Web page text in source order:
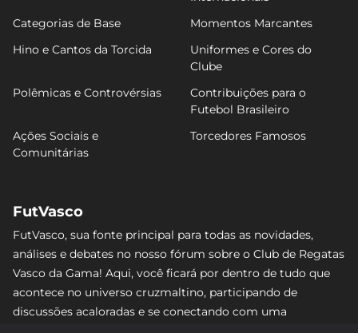
Categorias de Base
Momentos Marcantes
Hino e Cantos da Torcida
Uniformes e Cores do
Clube
Polêmicas e Controvérsias
Contribuições para o
Futebol Brasileiro
Ações Sociais e
Comunitárias
Torcedores Famosos
FutVasco
FutVasco, sua fonte principal para todas as novidades,
análises e debates no nosso fórum sobre o Club de Regatas
Vasco da Gama! Aqui, você ficará por dentro de tudo que
acontece no universo cruzmaltino, participando de
discussões acaloradas e se conectando com uma